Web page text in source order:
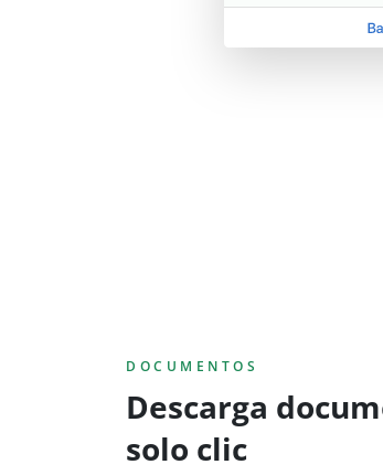
DOCUMENTOS
Descarga
solo clic